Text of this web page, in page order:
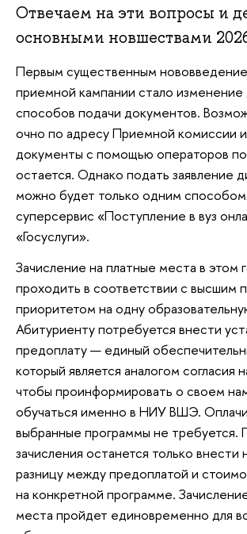
Отвечаем на эти вопросы и
основными новшествами
Первым существенным
приемной кампании стало
способов подачи документов.
очно по адресу Приемной комиссии
документы с помощью операторов
остается. Однако подать заявление
можно будет только одним
суперсервис «Поступление в вуз
«Госуслуги».
Зачисление на платные места в этом
проходить в соответствии с высшим
приоритетом на одну
Абитуриенту потребуется внести
предоплату — единый
который является аналогом согласия
чтобы проинформировать о своем
обучаться именно в НИУ ВШЭ.
выбранные программы не требуется.
зачисления останется только
разницу между предоплатой и
на конкретной программе.
места пройдет единовременно для